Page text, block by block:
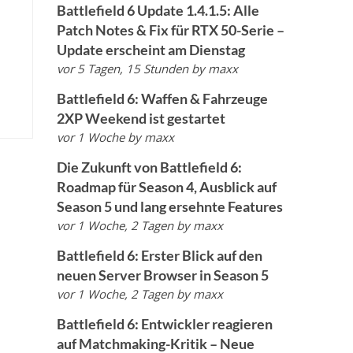
Battlefield 6 Update 1.4.1.5: Alle
Patch Notes & Fix für RTX 50-Serie –
Update erscheint am Dienstag
vor 5 Tagen, 15 Stunden bymaxx
Battlefield 6: Waffen & Fahrzeuge
2XP Weekend ist gestartet
vor 1 Woche bymaxx
Die Zukunft von Battlefield 6:
Roadmap für Season 4, Ausblick auf
Season 5 und lang ersehnte Features
vor 1 Woche, 2 Tagen bymaxx
Battlefield 6: Erster Blick auf den
neuen Server Browser in Season 5
vor 1 Woche, 2 Tagen bymaxx
Battlefield 6: Entwickler reagieren
auf Matchmaking-Kritik – Neue